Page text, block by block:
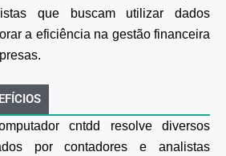
que buscam utilizar dados
a eficiência na gestão financeira
cntdd resolve diversos
por contadores e analistas